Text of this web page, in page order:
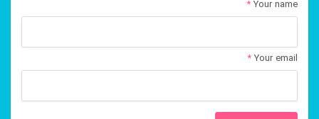
Your name
*
Your email
*